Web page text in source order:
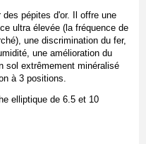
pépites d'or. Il offre une
ultra élevée (la fréquence de
une discrimination du fer,
une amélioration du
sol extrêmement minéralisé
à 3 positions.
elliptique de 6.5 et 10